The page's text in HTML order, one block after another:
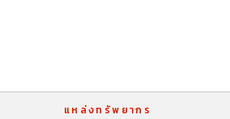
แหล่งทรัพยากร